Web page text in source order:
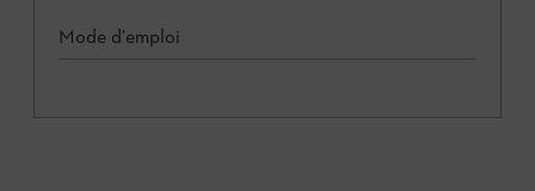
Mode d'emploi